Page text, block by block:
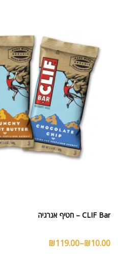
CLIF Bar – חטיף אנרגיה
₪10.00
–
₪119.00